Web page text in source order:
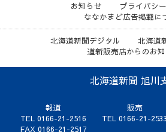
お知らせ
プライバシ
ななかまど広告掲載に
北海道新聞デジタル
北海道
道新販売店からのお
北海道新聞 旭川
報道
TEL 0166-21-2516
FAX 0166-21-2517
販売
TEL 0166-21-2533